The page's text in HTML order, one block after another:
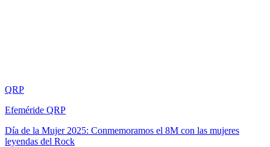
QRP
Efeméride QRP
Día de la Mujer 2025: Conmemoramos el 8M con las mujeres
leyendas del Rock